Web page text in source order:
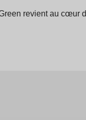
revient au cœur